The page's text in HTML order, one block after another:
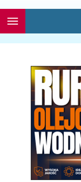
Rozwiń